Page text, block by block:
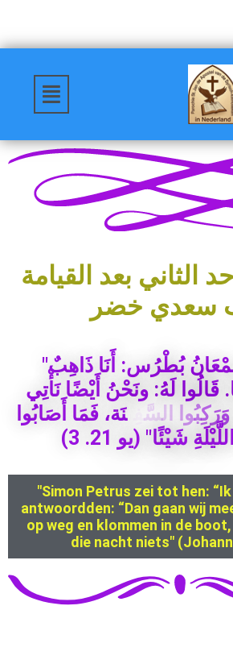
الثاني بعد القيامة
سعدي خضر
" معان بطرس: أنا ذ هب
. قالو له: ونحن أيضا نأتي
وركبو لس ينة، فما صابو
لليلة شيئا"
(يو 21
.
3
)
"Simon Petrus zei tot hen: “Ik
antwoordden: “Dan gaan wij
op weg en klommen in de
die nacht niets"